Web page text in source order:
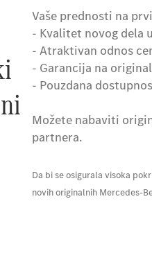
Vaše prednosti na
- Kvalitet novog dela
- Atraktivan odnos
- Garancija na
- Pouzdana
Možete nabaviti
partnera.
Da bi se osigurala visoka
novih originalnih Mercedes-